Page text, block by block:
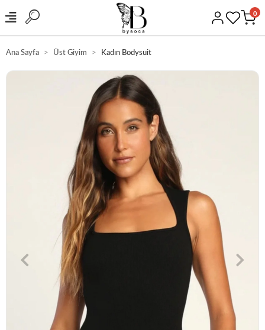
0
Ana Sayfa Üst Giyim Kadın Bodysuit